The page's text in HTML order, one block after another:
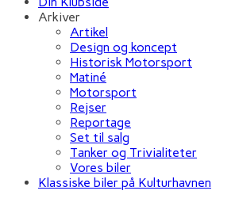
Arkiver
Artikel
Design og koncept
Historisk Motorsport
Matiné
Motorsport
Rejser
Reportage
Set til salg
Tanker og Trivialiteter
Vores biler
Klassiske biler på Kulturhavnen